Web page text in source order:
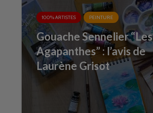
100% ARTISTES PEINTURE
Gouache Sennelier “Les
Agapanthes” : l’avis de
Laurène Grisot